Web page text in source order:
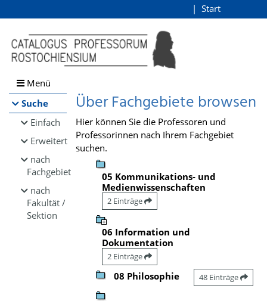
Browsen
direkt zum Inhalt
Start
Menü
Suche
Einfach
Erweitert
nach
Fachgebiet
nach
Fakultät /
Sektion
Über Fachgebiete browsen
Hier können Sie die Professoren und
Professorinnen nach Ihrem Fachgebiet
suchen.
05 Kommunikations- und
Medienwissenschaften
2 Einträge
06 Information und
Dokumentation
2 Einträge
08 Philosophie 48 Einträge